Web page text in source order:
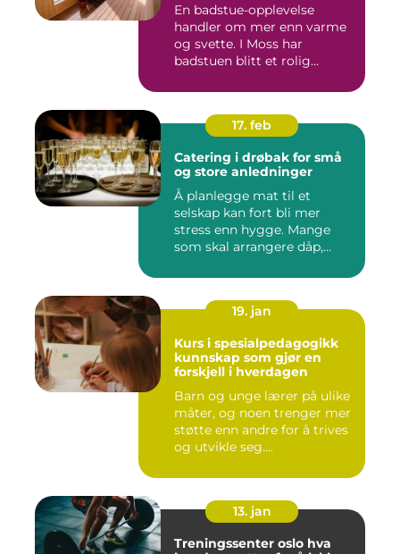
En badstue-opplevelse
handler om mer enn varme
og svette. I Moss har
badstuen blitt et rolig
17. feb
Catering i drøbak for små
og store anledninger
Å planlegge mat til et
selskap kan fort bli mer
stress enn hygge. Mange
som skal arrangere dåp,
19. jan
Kurs i spesialpedagogikk
kunnskap som gjør en
forskjell i hverdagen
Barn og unge lærer på ulike
måter, og noen trenger mer
støtte enn andre for å trives
og utvikle seg....
13. jan
Treningssenter oslo hva